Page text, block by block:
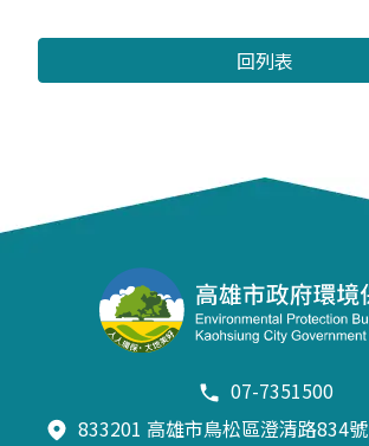
回列表
07-7351500
833201 高雄市鳥松區澄清路834號